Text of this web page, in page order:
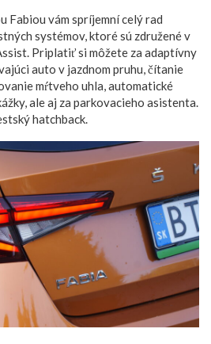
Fabiou vám spríjemní celý rad
systémov, ktoré sú združené v
Priplatiť si môžete za adaptívny
auto v jazdnom pruhu, čítanie
mŕtveho uhla, automatické
ale aj za parkovacieho asistenta.
hatchback.